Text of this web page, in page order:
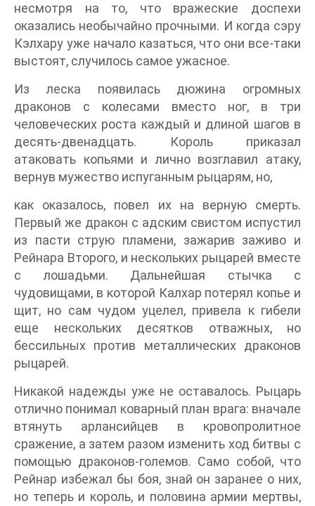
несмотря на то, что вражеские доспехи
оказались необычайно прочными. И когда сэру
Кэлхару уже начало казаться, что они все-таки
выстоят, случилось самое ужасное.
Из леска появилась дюжина огромных
драконов с колесами вместо ног, в три
человеческих роста каждый и длиной шагов в
десять-двенадцать. Король приказал
атаковать копьями и лично возглавил атаку,
вернув мужество испуганным рыцарям, но,
как оказалось, повел их на верную смерть.
Первый же дракон с адским свистом испустил
из пасти струю пламени, зажарив заживо и
Рейнара Второго, и нескольких рыцарей вместе
с лошадьми. Дальнейшая стычка с
чудовищами, в которой Калхар потерял копье и
щит, но сам чудом уцелел, привела к гибели
еще нескольких десятков отважных, но
бессильных против металлических драконов
рыцарей.
Никакой надежды уже не оставалось. Рыцарь
отлично понимал коварный план врага: вначале
втянуть арлансийцев в кровопролитное
сражение, а затем разом изменить ход битвы с
помощью драконов-големов. Само собой, что
Рейнар избежал бы боя, знай он заранее о них,
но теперь и король, и половина армии мертвы,